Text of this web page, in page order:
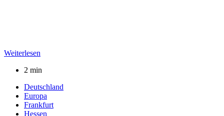
Weiterlesen
2 min
Deutschland
Europa
Frankfurt
Hessen